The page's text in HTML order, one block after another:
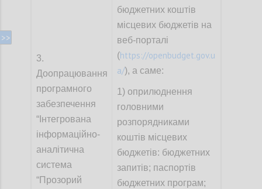
3.
Доопрацювання
програмного
забезпечення
“Інтегрована
інформаційно-
аналітична
система
“Прозорий
бюджетних коштів
місцевих бюджетів на
веб-порталі
(https://openbudget.gov.u
a/), а саме:
1) оприлюднення
головними
розпорядниками
коштів місцевих
бюджетів: бюджетних
запитів; паспортів
бюджетних програм;